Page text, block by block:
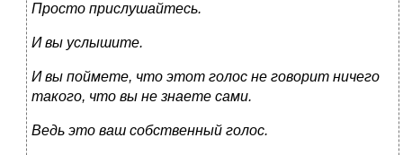
Просто прислушайтесь.
И вы услышите.
И вы поймете, что этот голос не говорит ничего
такого, что вы не знаете сами.
Ведь это ваш собственный голос.